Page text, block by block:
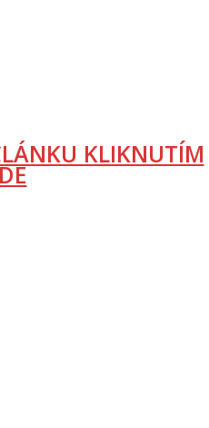
KLIKNUTÍM